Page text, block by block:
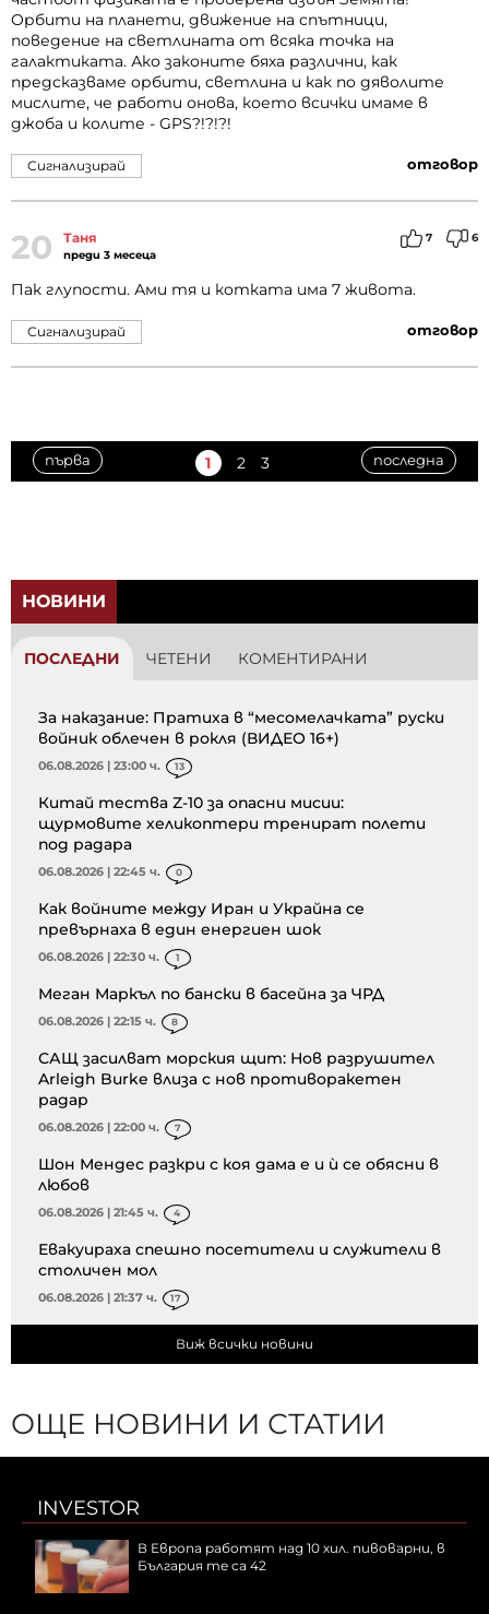
Орбити на планети, движение на спътници,
поведение на светлината от всяка точка на
галактиката. Ако законите бяха различни, как
предсказваме орбити, светлина и как по дяволите
мислите, че работи онова, което всички имаме в
джоба и колите - GPS?!?!?!
отговор
Сигнализирай
20 Таня
преди 3 месеца
7 6
Пак глупости. Ами тя и котката има 7 живота.
отговор
Сигнализирай
първа 1 2 3 последна
НОВИНИ
ПОСЛЕДНИ ЧЕТЕНИ КОМЕНТИРАНИ
За наказание: Пратиха в “месомелачката” руски
войник облечен в рокля (ВИДЕО 16+)
06.08.2026 | 23:00 ч. 13
Китай тества Z-10 за опасни мисии:
щурмовите хеликоптери тренират полети
под радара
06.08.2026 | 22:45 ч. 0
Как войните между Иран и Украйна се
превърнаха в един енергиен шок
06.08.2026 | 22:30 ч. 1
Меган Маркъл по бански в басейна за ЧРД
06.08.2026 | 22:15 ч. 8
САЩ засилват морския щит: Нов разрушител
Arleigh Burke влиза с нов противоракетен
радар
06.08.2026 | 22:00 ч. 7
Шон Мендес разкри с коя дама е и ѝ се обясни в
любов
06.08.2026 | 21:45 ч. 4
Евакуираха спешно посетители и служители в
столичен мол
06.08.2026 | 21:37 ч. 17
Виж всички новини
ОЩЕ НОВИНИ И СТАТИИ
INVESTOR
В Европа работят над 10 хил. пивоварни, в
България те са 42